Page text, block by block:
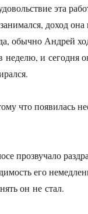
эта
доход она
обычно Андрей
неделю, и сегодня
что появилась
прозвучало
его
он не стал.